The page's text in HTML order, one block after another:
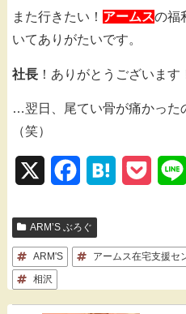
また行きたい！ アームスの福
いてありがたいです。
社長 ！ありがとうございます
…翌日、尾てい骨が痛かった
（笑）
c
e
b
e
n
k
e
ARM’S ぶろぐ
ARM'S アームス在宅支援セ
相沢